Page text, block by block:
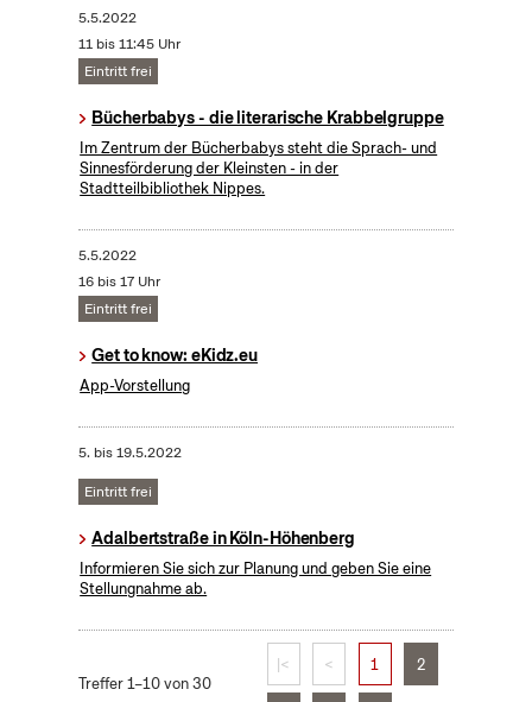
5.5.2022
11 bis 11:45 Uhr
Eintritt frei
Bücherbabys - die literarische Krabbelgruppe
Im Zentrum der Bücherbabys steht die Sprach- und
Sinnesförderung der Kleinsten - in der
Stadtteilbibliothek Nippes.
5.5.2022
16 bis 17 Uhr
Eintritt frei
Get to know: eKidz.eu
App-Vorstellung
5. bis19.5.2022
Eintritt frei
Adalbertstraße in Köln-Höhenberg
Informieren Sie sich zur Planung und geben Sie eine
Stellungnahme ab.
Treffer 1–10 von 30
|< < 1 2